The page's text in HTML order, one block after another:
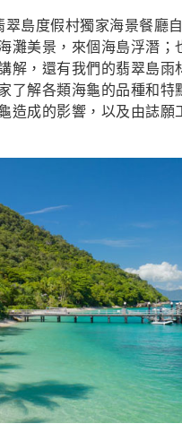
島度假村獨家海景餐廳
灘美景，來個海島浮潛
解，還有我們的翡翠島
了解各類海龜的品種和
造成的影響，以及由誌